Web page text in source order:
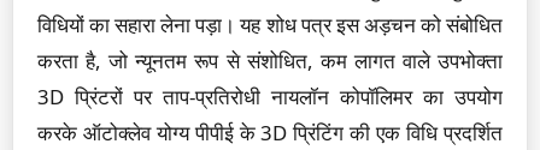
विधियों का सहारा लेना पड़ा। यह शोध पत्र इस अड़चन को संबोधित
करता है, जो न्यूनतम रूप से संशोधित, कम लागत वाले उपभोक्ता
3D प्रिंटरों पर ताप-प्रतिरोधी नायलॉन कोपॉलिमर का उपयोग
करके ऑटोक्लेव योग्य पीपीई के 3D प्रिंटिंग की एक विधि प्रदर्शित